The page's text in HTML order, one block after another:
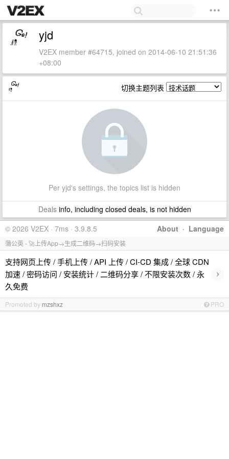
yjd
V2EX member #64715, joined on 2014-06-10 21:51:36
+08:00
切换主题列表
Per yjd's settings, the topics list is hidden
Dealsinfo, including closed deals, is not hidden
About · Language
© 2026 V2EX · 7ms · 3.9.8.5
蒲公英 - 🚀上传App→生成二维码→扫码安装
支持网页上传 / 手机上传 / API 上传 / CI-CD 集成 / 全球 CDN
加速 / 密码访问 / 安装统计 / 二维码分享 / 不限安装次数 / 永
久免费
›
Promoted by mzshxz PRO